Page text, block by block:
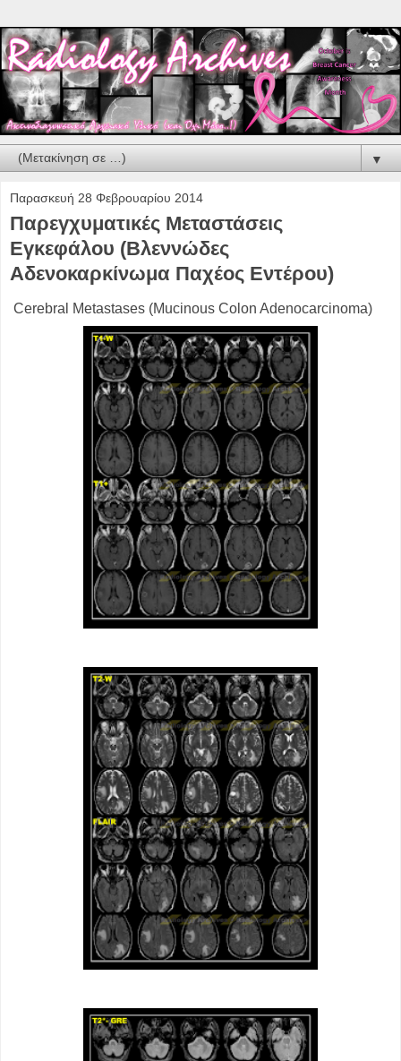
▼
Παρασκευή 28 Φεβρουαρίου 2014
Παρεγχυματικές Μεταστάσεις
Εγκεφάλου (Βλεννώδες
Αδενοκαρκίνωμα Παχέος Εντέρου)
Cerebral Metastases (Mucinous Colon Adenocarcinoma)